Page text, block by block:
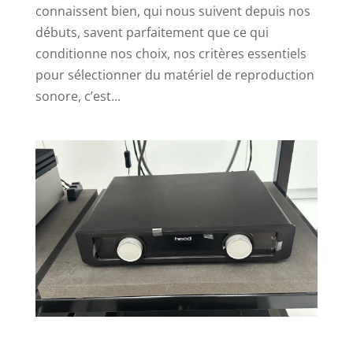
connaissent bien, qui nous suivent depuis nos
débuts, savent parfaitement que ce qui
conditionne nos choix, nos critères essentiels
pour sélectionner du matériel de reproduction
sonore, c’est...